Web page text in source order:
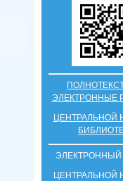
ЭЛЕКТРОННЫЕ
ЦЕНТРАЛЬНОЙ
ЭЛЕКТРОННЫЙ
ЦЕНТРАЛЬНОЙ